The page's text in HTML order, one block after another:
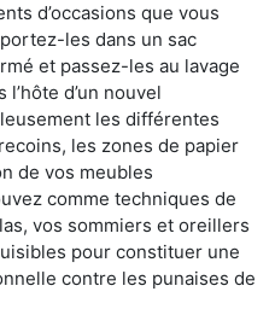
d’occasions que vous
les dans un sac
et passez-les au lavage
d’un nouvel
les différentes
les zones de papier
de vos meubles
comme techniques de
vos sommiers et oreillers
pour constituer une
contre les punaises de